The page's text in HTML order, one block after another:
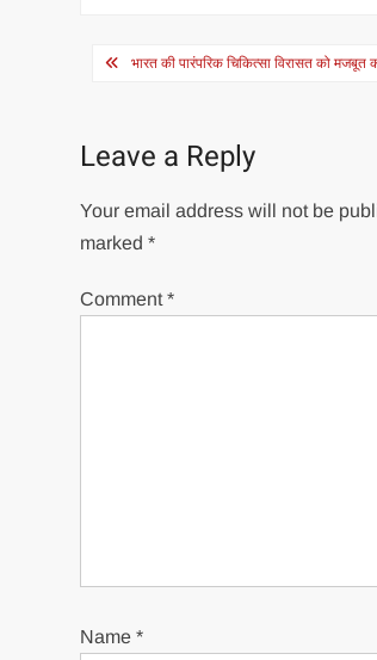
Postभारत की पारंपरिक चिकित्सा विरासत को मजबूत
Leave a Reply
Your email address will not be
marked*
Comment*
Name*